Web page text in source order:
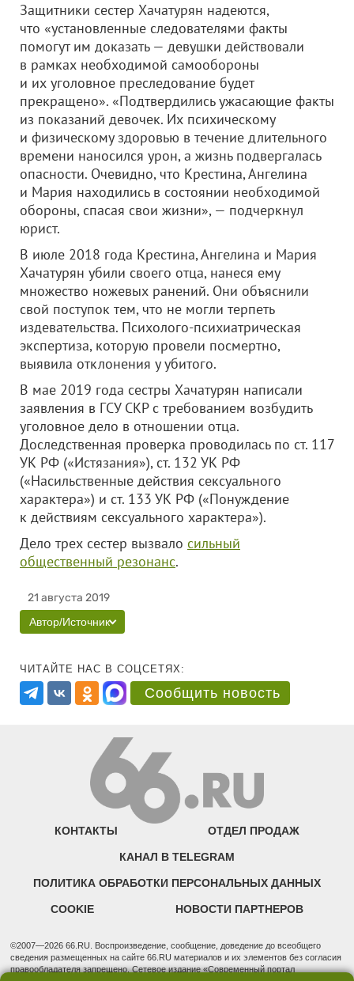
Защитники сестер Хачатурян надеются,
что «установленные следователями факты
помогут им доказать — девушки действовали
в рамках необходимой самообороны
и их уголовное преследование будет
прекращено». «Подтвердились ужасающие факты
из показаний девочек. Их психическому
и физическому здоровью в течение длительного
времени наносился урон, а жизнь подвергалась
опасности. Очевидно, что Крестина, Ангелина
и Мария находились в состоянии необходимой
обороны, спасая свои жизни», — подчеркнул
юрист.
В июле 2018 года Крестина, Ангелина и Мария
Хачатурян убили своего отца, нанеся ему
множество ножевых ранений. Они объяснили
свой поступок тем, что не могли терпеть
издевательства. Психолого-психиатрическая
экспертиза, которую провели посмертно,
выявила отклонения у убитого.
В мае 2019 года сестры Хачатурян написали
заявления в ГСУ СКР с требованием возбудить
уголовное дело в отношении отца.
Доследственная проверка проводилась по ст. 117
УК РФ («Истязания»), ст. 132 УК РФ
(«Насильственные действия сексуального
характера») и ст. 133 УК РФ («Понуждение
к действиям сексуального характера»).
Дело трех сестер вызвало сильный
общественный резонанс.
21 августа 2019
Автор/Источник
ЧИТАЙТЕ НАС В СОЦСЕТЯХ:
Сообщить новость
КОНТАКТЫ ОТДЕЛ ПРОДАЖ
КАНАЛ В TELEGRAM
ПОЛИТИКА ОБРАБОТКИ ПЕРСОНАЛЬНЫХ ДАННЫХ
COOKIE НОВОСТИ ПАРТНЕРОВ
©2007—2026 66.RU. Воспроизведение, сообщение, доведение до всеобщего
сведения размещенных на сайте 66.RU материалов и их элементов без согласия
правообладателя запрещено. Сетевое издание «Современный портал